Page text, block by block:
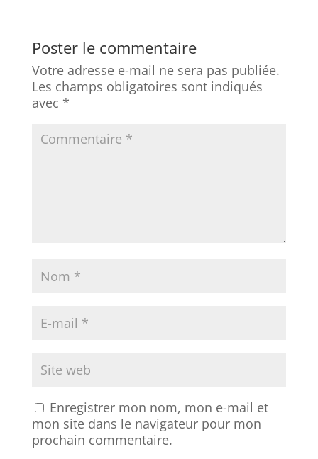
Poster le commentaire
Votre adresse e-mail ne sera pas publiée.
Les champs obligatoires sont indiqués
avec *
Enregistrer mon nom, mon e-mail et
mon site dans le navigateur pour mon
prochain commentaire.